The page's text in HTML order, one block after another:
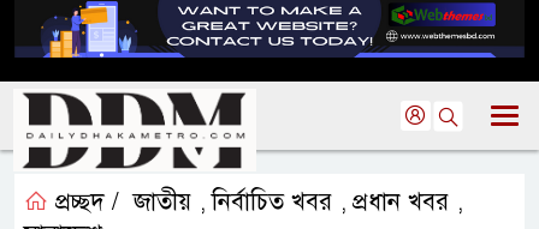
প্রচ্ছদ / জাতীয় ,নির্বাচিত খবর , প্রধান খবর ,